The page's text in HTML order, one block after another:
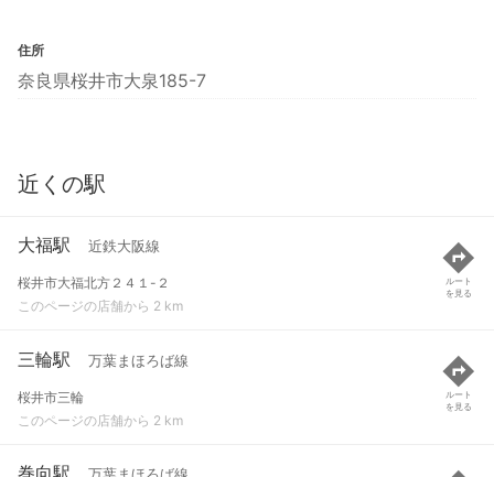
住所
奈良県桜井市大泉185-7
近くの駅
大福駅 近鉄大阪線
桜井市大福北方２４１-２
このページの店舗から 2 km
ルート
を見る
三輪駅 万葉まほろば線
桜井市三輪
このページの店舗から 2 km
ルート
を見る
巻向駅